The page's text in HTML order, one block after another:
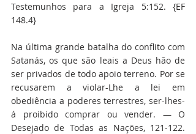
Testemunhos para a Igreja 5:152. {EF
148.4}
Na última grande batalha do conflito com
Satanás, os que são leais a Deus hão de
ser privados de todo apoio terreno. Por se
recusarem a violar-Lhe a lei em
obediência a poderes terrestres, ser-lhes-
á proibido comprar ou vender. — O
Desejado de Todas as Nações, 121-122.